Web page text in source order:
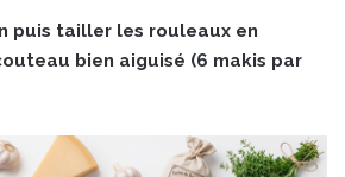
puis tailler les rouleaux en
bien aiguisé (6 makis par